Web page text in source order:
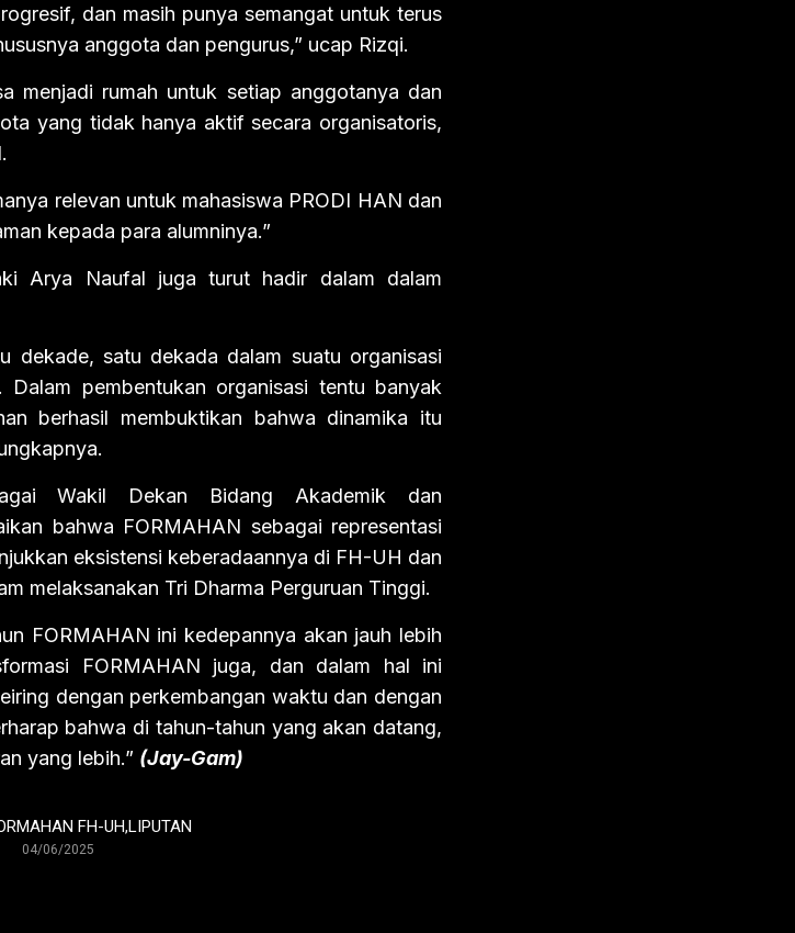
dan masih punya semangat untuk terus
anggota dan pengurus,” ucap Rizqi.
menjadi rumah untuk setiap anggotanya dan
yang tidak hanya aktif secara organisatoris,
relevan untuk mahasiswa PRODI HAN dan
kepada para alumninya.”
Arya Naufal juga turut hadir dalam dalam
dekade, satu dekada dalam suatu organisasi
pembentukan organisasi tentu banyak
berhasil membuktikan bahwa dinamika itu
Wakil Dekan Bidang Akademik dan
bahwa FORMAHAN sebagai representasi
eksistensi keberadaannya di FH-UH dan
melaksanakan Tri Dharma Perguruan Tinggi.
FORMAHAN ini kedepannya akan jauh lebih
FORMAHAN juga, dan dalam hal ini
dengan perkembangan waktu dan dengan
bahwa di tahun-tahun yang akan datang,
yang lebih.” (Jay-Gam)
FH-UH,LIPUTAN
04/06/2025